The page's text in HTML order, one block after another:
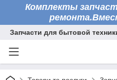
Комплекты
Запчасти для бытовой